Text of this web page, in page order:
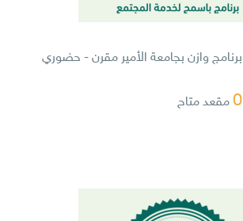
برنامج وازن بجامعة الأمير مقرن - حضوري
0 مقعد متاح